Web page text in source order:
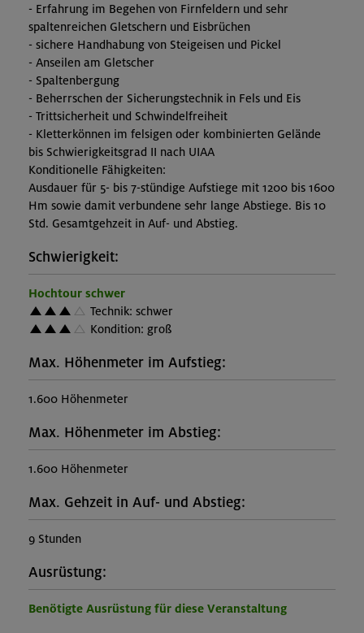
- Erfahrung im Begehen von Firnfeldern und sehr
spaltenreichen Gletschern und Eisbrüchen
- sichere Handhabung von Steigeisen und Pickel
- Anseilen am Gletscher
- Spaltenbergung
- Beherrschen der Sicherungstechnik in Fels und Eis
- Trittsicherheit und Schwindelfreiheit
- Kletterkönnen im felsigen oder kombinierten Gelände
bis Schwierigkeitsgrad II nach UIAA
Konditionelle Fähigkeiten:
Ausdauer für 5- bis 7-stündige Aufstiege mit 1200 bis 1600
Hm sowie damit verbundene sehr lange Abstiege. Bis 10
Std. Gesamtgehzeit in Auf- und Abstieg.
Schwierigkeit:
Hochtour schwer
Technik: schwer
Kondition: groß
Max. Höhenmeter im Aufstieg:
1.600 Höhenmeter
Max. Höhenmeter im Abstieg:
1.600 Höhenmeter
Max. Gehzeit in Auf- und Abstieg:
9 Stunden
Ausrüstung:
Benötigte Ausrüstung für diese Veranstaltung